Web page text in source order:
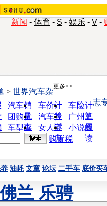
新闻 - 体育 - S - 娱乐 - V -
更多>>
汽车销
量
车价计
算
车险计
算
团购优
惠
汽车投
诉
广州车
展
车型查
询
女人宝
典
小说阅
读
> 世界汽车杂
志
购置税
油耗 文章 论坛 二手车 底价买
兰 乐骋